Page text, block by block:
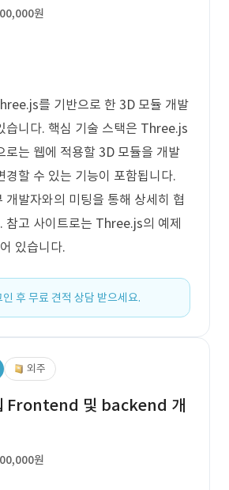
원
를 기반으로 한 3D 모듈 개발
습니다. 핵심 기술 스택은 Three.js
로는 웹에 적용할 3D 모듈을 개발
경할 수 있는 기능이 포함됩니다.
개발자와의 미팅을 통해 상세히 협
참고 사이트로는 Three.js의 예제
있습니다.
인 후 무료 견적 상담 받으세요.
외주
Frontend 및 backend 개
원